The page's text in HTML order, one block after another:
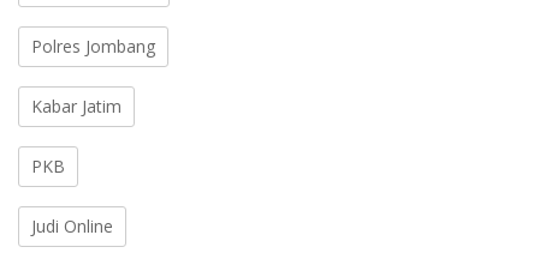
Polres Jombang
Kabar Jatim
PKB
Judi Online